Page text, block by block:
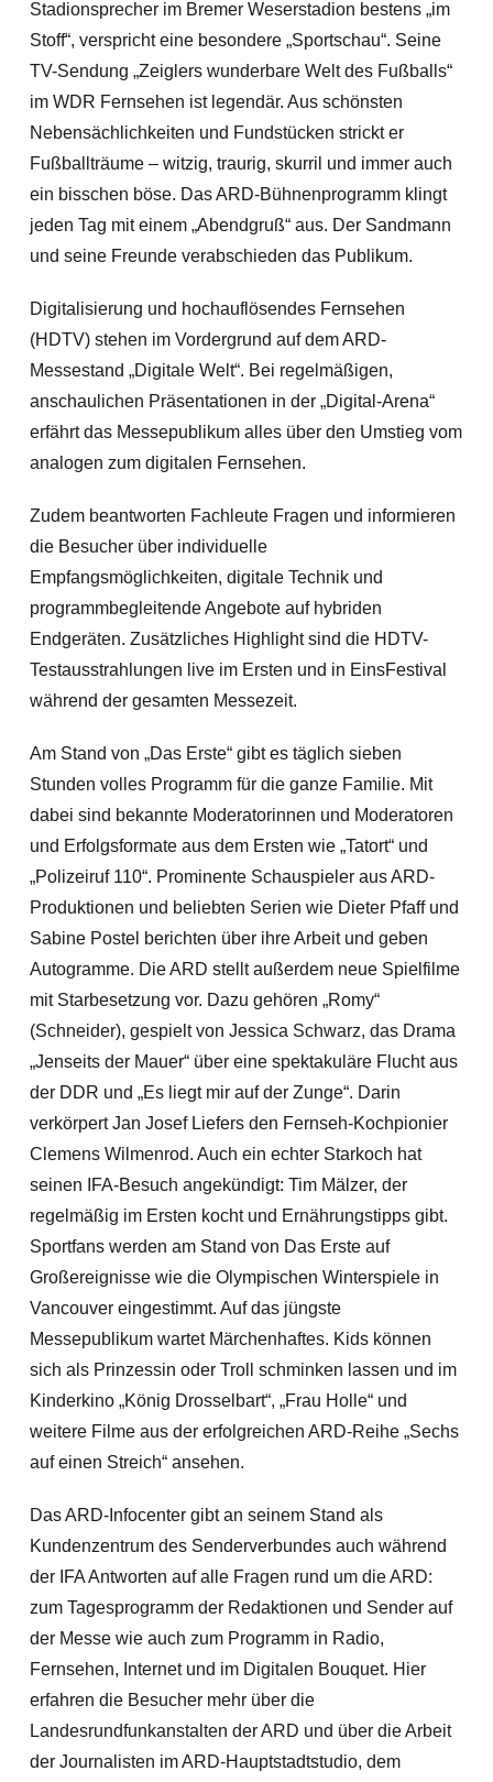
Stadionsprecher im Bremer Weserstadion bestens „im
Stoff“, verspricht eine besondere „Sportschau“. Seine
TV-Sendung „Zeiglers wunderbare Welt des Fußballs“
im WDR Fernsehen ist legendär. Aus schönsten
Nebensächlichkeiten und Fundstücken strickt er
Fußballträume – witzig, traurig, skurril und immer auch
ein bisschen böse. Das ARD-Bühnenprogramm klingt
jeden Tag mit einem „Abendgruß“ aus. Der Sandmann
und seine Freunde verabschieden das Publikum.
Digitalisierung und hochauflösendes Fernsehen
(HDTV) stehen im Vordergrund auf dem ARD-
Messestand „Digitale Welt“. Bei regelmäßigen,
anschaulichen Präsentationen in der „Digital-Arena“
erfährt das Messepublikum alles über den Umstieg vom
analogen zum digitalen Fernsehen.
Zudem beantworten Fachleute Fragen und informieren
die Besucher über individuelle
Empfangsmöglichkeiten, digitale Technik und
programmbegleitende Angebote auf hybriden
Endgeräten. Zusätzliches Highlight sind die HDTV-
Testausstrahlungen live im Ersten und in EinsFestival
während der gesamten Messezeit.
Am Stand von „Das Erste“ gibt es täglich sieben
Stunden volles Programm für die ganze Familie. Mit
dabei sind bekannte Moderatorinnen und Moderatoren
und Erfolgsformate aus dem Ersten wie „Tatort“ und
„Polizeiruf 110“. Prominente Schauspieler aus ARD-
Produktionen und beliebten Serien wie Dieter Pfaff und
Sabine Postel berichten über ihre Arbeit und geben
Autogramme. Die ARD stellt außerdem neue Spielfilme
mit Starbesetzung vor. Dazu gehören „Romy“
(Schneider), gespielt von Jessica Schwarz, das Drama
„Jenseits der Mauer“ über eine spektakuläre Flucht aus
der DDR und „Es liegt mir auf der Zunge“. Darin
verkörpert Jan Josef Liefers den Fernseh-Kochpionier
Clemens Wilmenrod. Auch ein echter Starkoch hat
seinen IFA-Besuch angekündigt: Tim Mälzer, der
regelmäßig im Ersten kocht und Ernährungstipps gibt.
Sportfans werden am Stand von Das Erste auf
Großereignisse wie die Olympischen Winterspiele in
Vancouver eingestimmt. Auf das jüngste
Messepublikum wartet Märchenhaftes. Kids können
sich als Prinzessin oder Troll schminken lassen und im
Kinderkino „König Drosselbart“, „Frau Holle“ und
weitere Filme aus der erfolgreichen ARD-Reihe „Sechs
auf einen Streich“ ansehen.
Das ARD-Infocenter gibt an seinem Stand als
Kundenzentrum des Senderverbundes auch während
der IFA Antworten auf alle Fragen rund um die ARD:
zum Tagesprogramm der Redaktionen und Sender auf
der Messe wie auch zum Programm in Radio,
Fernsehen, Internet und im Digitalen Bouquet. Hier
erfahren die Besucher mehr über die
Landesrundfunkanstalten der ARD und über die Arbeit
der Journalisten im ARD-Hauptstadtstudio, dem